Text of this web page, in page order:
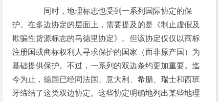
同时，地理标志也受到一系列国际协定的保
护。在多边协定的层面上，需要提及的是《制止虚假及
欺骗性货源标志的马德里协定》。但该协定仅仅以商标
注册国或商标权利人寻求保护的国家（而非原产国）为
基础提供保护。不过，一系列的双边条约更加重要。迄
今为止，德国已经同法国、意大利、希腊、瑞士和西班
牙缔结了这类双边协定。这些协定明确地列出某些地理